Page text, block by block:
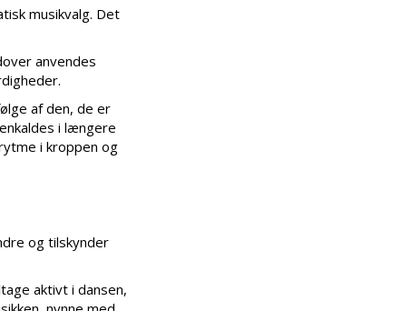
musikvalg. Det
anvendes
af den, de er
i længere
i kroppen og
og tilskynder
aktivt i dansen,